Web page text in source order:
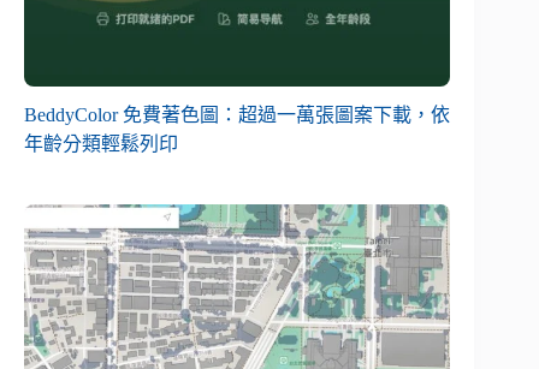
BeddyColor 免費著色圖：超過一萬張圖案下載，依
年齡分類輕鬆列印